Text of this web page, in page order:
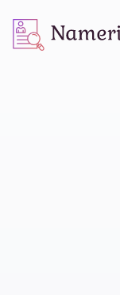
NameriRabota.bg